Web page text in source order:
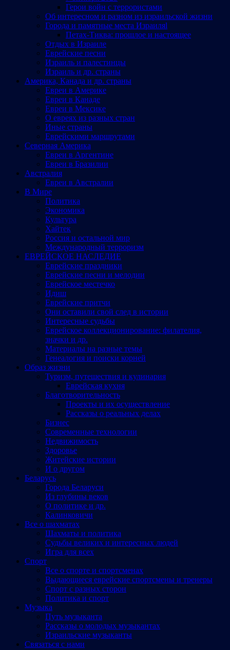
Герои войн с террористами
Об интересном и разном из израильской жизни
Города и памятные места Израиляl
Петах-Тиква: прошлое и настоящее
Отдых в Израиле
Еврейские песни
Израиль и палестинцы
Израиль и др. страны
Америка, Канада и др. страны
Евреи в Америке
Евреи в Канаде
Евреи в Мексике
О евреях из разных стран
Иные страны
Еврейскими маршрутами
Северная Америка
Евреи в Аргентине
Евреи в Бразилии
Австралия
Евреи в Австралии
В Мире
Политика
Экономика
Культура
Хайтек
Россия и остальной мир
Международный терроризм
ЕВРЕЙСКОЕ НАСЛЕДИЕ
Еврейские праздники
Еврейские песни и мелодии
Еврейское местечко
Идиш
Еврейские притчи
Они оставили свой след в истории
Интересные судьбы
Еврейское коллекционирование: филателия,
значки и др.
Материалы на разные темы
Генеалогия и поиски корней
Образ жизни
Туризм, путешествия и кулинария
Еврейская кухня
Благотворительность
Проекты и их осуществление
Рассказы о реальных делах
Бизнес
Современные технологии
Недвижимость
Здоровье
Житейские истории
И о другом
Беларусь
Города Беларуси
Из глубины веков
О политике и др.
Калинковичи
Все о шахматах
Шахматы и политика
Судьбы великих и интересных людей
Игра для всех
Спорт
Все о спорте и спортсменах
Выдающиеся еврейские спортсмены и тренеры
Спорт с разных сторон
Политика и спорт
Музыка
Путь музыканта
Рассказы о молодых музыкантах
Израильские музыканты
Cвязаться с нами